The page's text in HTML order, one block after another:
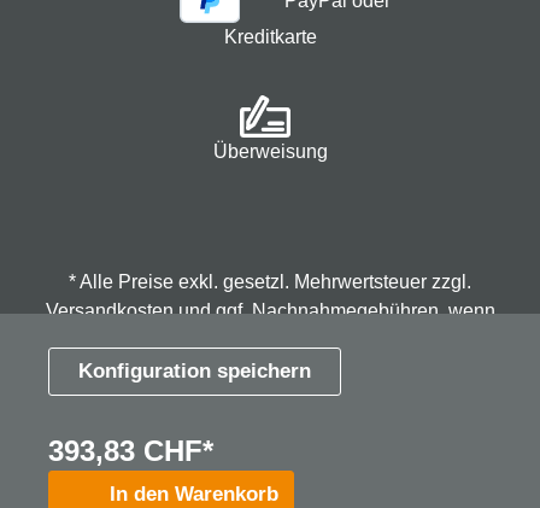
Konfiguration speichern
393,83 CHF*
In den Warenkorb
Kreditkarte
Überweisung
* Alle Preise exkl. gesetzl. Mehrwertsteuer zzgl.
Versandkostenund ggf. Nachnahmegebühren, wenn